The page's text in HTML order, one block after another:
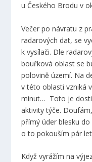
u Českého Brodu v
Večer po návratu z
radarových dat, se
k vysílači. Dle
bouřková oblast se
polovině území. Na
v této oblasti vzniká
minut… Toto je dosti
aktivity týče.
přímý úder blesku
o to pokouším pár
Když vyrážím na